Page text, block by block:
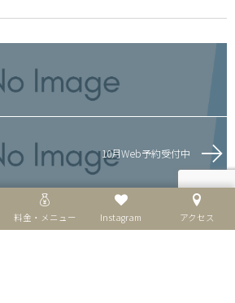
10月Web予約受付中
料金・メニュー Instagram アクセス